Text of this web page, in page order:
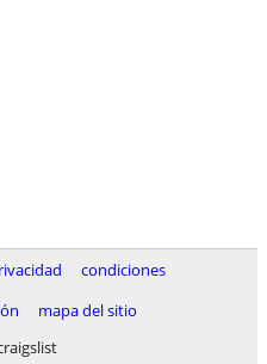
condiciones
mapa del sitio